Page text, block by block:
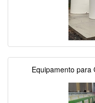
Equipamento para